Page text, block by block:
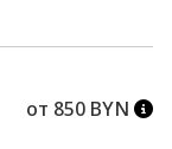
от 850 BYN